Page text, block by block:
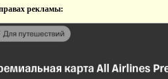
рекламы: